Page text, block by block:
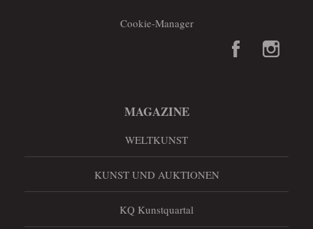
Cookie-Manager
MAGAZINE
WELTKUNST
KUNST UND AUKTIONEN
KQ Kunstquartal